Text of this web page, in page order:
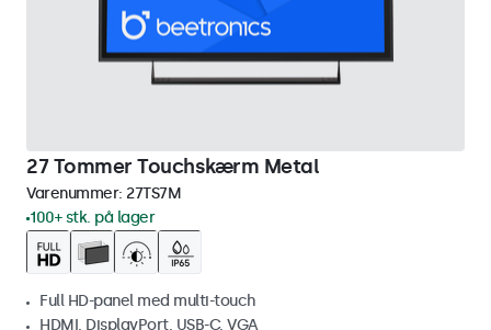
27 Tommer Touchskærm Metal
Varenummer: 27TS7M
100+ stk. på lager
Full HD-panel med multi-touch
HDMI, DisplayPort, USB-C, VGA